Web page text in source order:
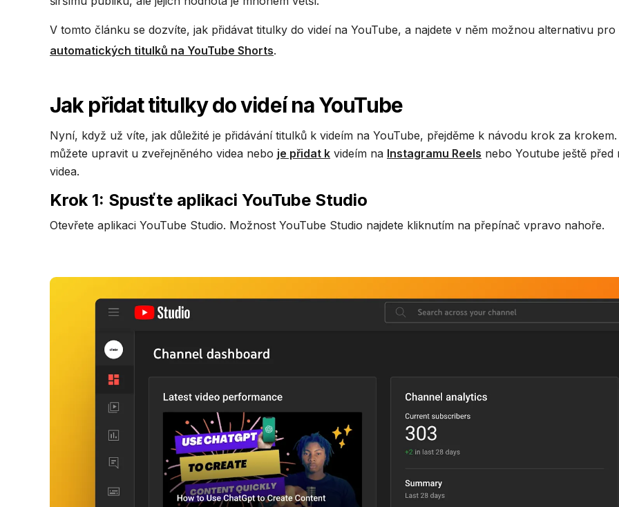
V tomto článku se dozvíte, jak přidávat titulky do videí na YouTube, a najdete v něm možnou alternativu pro
automatických titulků na YouTube Shorts.
Jak přidat titulky do videí na YouTube
Nyní, když už víte, jak důležité je přidávání titulků k videím na YouTube, přejděme k návodu krok za
můžete upravit u zveřejněného videa nebo je přidat k videím na Instagramu Reels nebo Youtube ještě před
videa.
Krok 1: Spusťte aplikaci YouTube Studio
Otevřete aplikaci YouTube Studio. Možnost YouTube Studio najdete kliknutím na přepínač vpravo nahoře.